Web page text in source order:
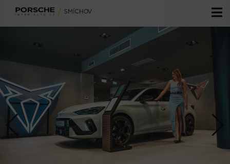
Škoda
Volkswagen užitkové
CUPRA
Skladové vozy
Předváděcí vozy
Ojeté vozy
Servis
Originální příslušenství
Specialista oprav po nehodách
Zvýhodněné servisní sazby
ŠkodaBox
Autorizovaný servis SEAT
Fleetové centrum Škoda